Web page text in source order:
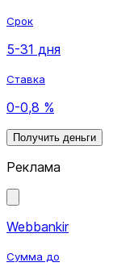
Срок
5-31 дня
Ставка
0-0,8 %
Получить деньги
Реклама
Webbankir
Сумма до